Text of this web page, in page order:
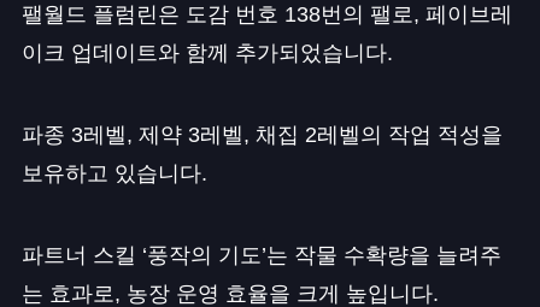
팰월드 플럼린은 도감 번호 138번의 팰로, 페이브레
이크 업데이트와 함께 추가되었습니다.
파종 3레벨, 제약 3레벨, 채집 2레벨의 작업 적성을
보유하고 있습니다.
파트너 스킬 ‘풍작의 기도’는 작물 수확량을 늘려주
는 효과로, 농장 운영 효율을 크게 높입니다.